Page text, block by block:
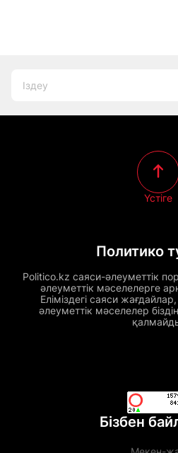
Политико
Politico.kz саяси-әлеуметтік
әлеуметтік мәселелерге
Еліміздегі саяси
әлеуметтік мәселелер
Үстіге
Бізбен